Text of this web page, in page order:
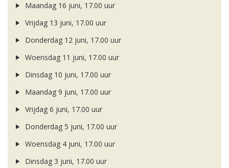
Maandag 16 juni, 17.00 uur
Vrijdag 13 juni, 17.00 uur
Donderdag 12 juni, 17.00 uur
Woensdag 11 juni, 17.00 uur
Dinsdag 10 juni, 17.00 uur
Maandag 9 juni, 17.00 uur
Vrijdag 6 juni, 17.00 uur
Donderdag 5 juni, 17.00 uur
Woensdag 4 juni, 17.00 uur
Dinsdag 3 juni, 17.00 uur